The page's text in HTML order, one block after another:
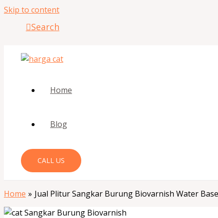
Skip to content
Search
Home
Blog
CALL US
Home Jual Plitur Sangkar Burung Biovarnish Water